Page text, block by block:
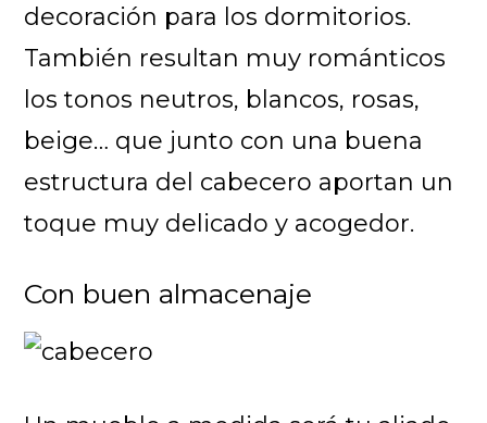
decoración para los dormitorios.
También resultan muy románticos
los tonos neutros, blancos, rosas,
beige… que junto con una buena
estructura del cabecero aportan un
toque muy delicado y acogedor.
Con buen almacenaje